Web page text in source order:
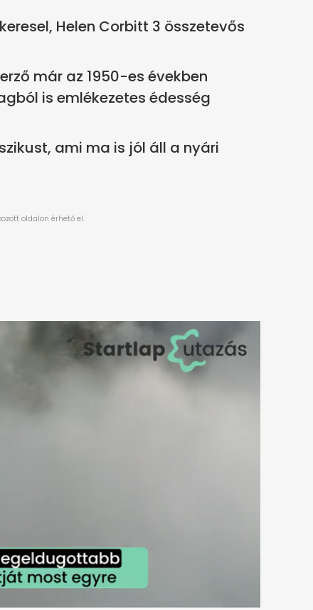
Helen Corbitt 3 összetevős
már az 1950-es években
is emlékezetes édesség
ami ma is jól áll a nyári